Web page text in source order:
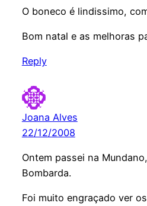
O boneco é lindissimo,
Bom natal e as melhoras
Reply
Joana Alves
22/12/2008
Ontem passei na
Bombarda.
Foi muito engraçado ver